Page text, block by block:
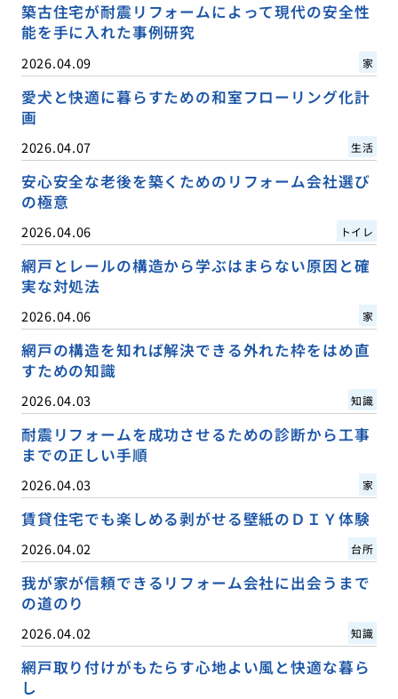
築古住宅が耐震リフォームによって現代の安全性
能を手に入れた事例研究
2026.04.09 家
愛犬と快適に暮らすための和室フローリング化計
画
2026.04.07 生活
安心安全な老後を築くためのリフォーム会社選び
の極意
2026.04.06 トイレ
網戸とレールの構造から学ぶはまらない原因と確
実な対処法
2026.04.06 家
網戸の構造を知れば解決できる外れた枠をはめ直
すための知識
2026.04.03 知識
耐震リフォームを成功させるための診断から工事
までの正しい手順
2026.04.03 家
賃貸住宅でも楽しめる剥がせる壁紙のＤＩＹ体験
2026.04.02 台所
我が家が信頼できるリフォーム会社に出会うまで
の道のり
2026.04.02 知識
網戸取り付けがもたらす心地よい風と快適な暮ら
し